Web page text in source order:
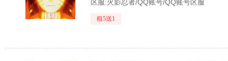
区服:火影忍者/QQ账号/QQ账号区服
租5送1